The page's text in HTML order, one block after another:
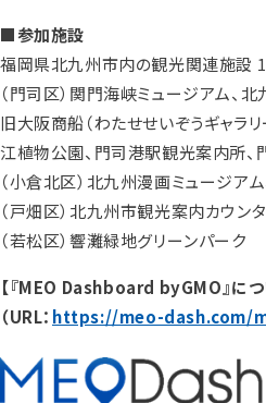
■参加施設
福岡県北九州市内の観光関連施設
（門司区）関門海峡ミュージアム、
旧大阪商船（わたせせいぞうギャラ
江植物公園、門司港駅観光案内所、
（小倉北区）北九州漫画ミュージア
（戸畑区）北九州市観光案内カウン
（若松区）響灘緑地グリーンパーク
【『MEO Dashboard byGMO』につ
（URL： https://meo-dash.com/